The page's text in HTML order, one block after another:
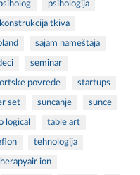
psihologija
tkiva
sajam nameštaja
seminar
povrede startups
set suncanje sunce
logical table art
tehnologija
ion